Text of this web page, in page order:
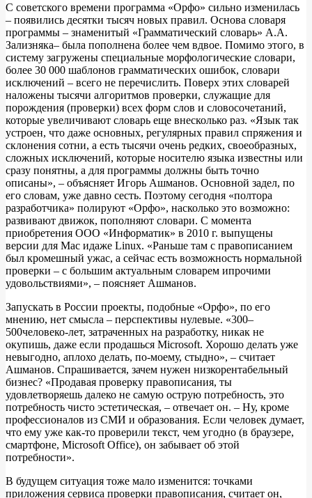
С советского времени программа «Орфо» сильно изменилась
– появились десятки тысяч новых правил. Основа словаря
программы – знаменитый «Грамматический словарь» А.А.
Зализняка– была пополнена более чем вдвое. Помимо этого, в
систему загружены специальные морфологические словари,
более 30 000 шаблонов грамматических ошибок, словари
исключений – всего не перечислить. Поверх этих словарей
наложены тысячи алгоритмов проверки, служащие для
порождения (проверки) всех форм слов и словосочетаний,
которые увеличивают словарь еще внесколько раз. «Язык так
устроен, что даже основных, регулярных правил спряжения и
склонения сотни, а есть тысячи очень редких, своеобразных,
сложных исключений, которые носителю языка известны или
сразу понятны, а для программы должны быть точно
описаны», – объясняет Игорь Ашманов. Основной задел, по
его словам, уже давно сесть. Поэтому сегодня «полтора
разработчика» полируют «Орфо», насколько это возможно:
развивают движок, пополняют словари. С момента
приобретения ООО «Информатик» в 2010 г. выпущены
версии для Mac идаже Linux. «Раньше там с правописанием
был кромешный ужас, а сейчас есть возможность нормальной
проверки – с большим актуальным словарем ипрочими
удовольствиями», – поясняет Ашманов.
Запускать в России проекты, подобные «Орфо», по его
мнению, нет смысла – перспективы нулевые. «300–
500человеко-лет, затраченных на разработку, никак не
окупишь, даже если продашься Microsoft. Хорошо делать уже
невыгодно, аплохо делать, по-моему, стыдно», – считает
Ашманов. Спрашивается, зачем нужен низкорентабельный
бизнес? «Продавая проверку правописания, ты
удовлетворяешь далеко не самую острую потребность, это
потребность чисто эстетическая, – отвечает он. – Ну, кроме
профессионалов из СМИ и образования. Если человек думает,
что ему уже как-то проверили текст, чем угодно (в браузере,
смартфоне, Microsoft Office), он забывает об этой
потребности».
В будущем ситуация тоже мало изменится: точками
приложения сервиса проверки правописания, считает он,